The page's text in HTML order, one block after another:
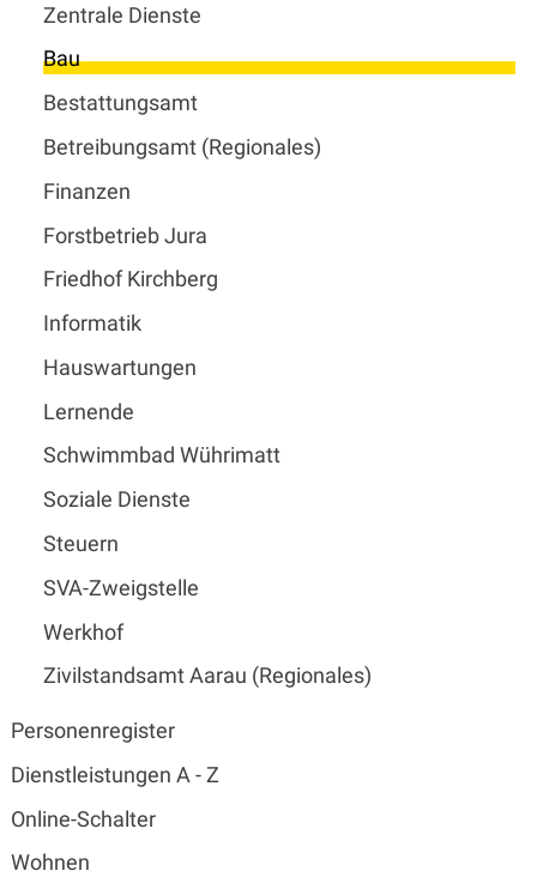
Zentrale Dienste
Bau
Bestattungsamt
Betreibungsamt (Regionales)
Finanzen
Forstbetrieb Jura
Friedhof Kirchberg
Informatik
Hauswartungen
Lernende
Schwimmbad Wührimatt
Soziale Dienste
Steuern
SVA-Zweigstelle
Werkhof
Zivilstandsamt Aarau (Regionales)
Personenregister
Dienstleistungen A - Z
Online-Schalter
Wohnen